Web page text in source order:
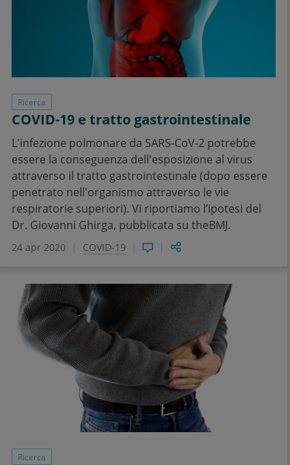
Ricerca
COVID-19 e tratto gastrointestinale
L'infezione polmonare da SARS-CoV-2 potrebbe
essere la conseguenza dell'esposizione al virus
attraverso il tratto gastrointestinale (dopo essere
penetrato nell'organismo attraverso le vie
respiratorie superiori). Vi riportiamo l’ipotesi del
Dr. Giovanni Ghirga, pubblicata su theBMJ.
24 apr 2020 COVID-19
Ricerca